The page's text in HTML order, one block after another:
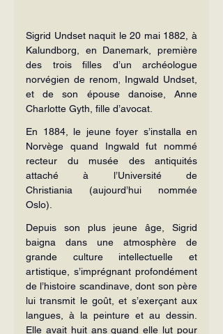
Sigrid Undset naquit le 20 mai 1882, à
Kalundborg, en Danemark, première
des trois filles d’un archéologue
norvégien de renom, Ingwald Undset,
et de son épouse danoise, Anne
Charlotte Gyth, fille d’avocat.
En 1884, le jeune foyer s’installa en
Norvège quand Ingwald fut nommé
recteur du musée des antiquités
attaché à l’Université de
Christiania (aujourd’hui nommée
Oslo).
Depuis son plus jeune âge, Sigrid
baigna dans une atmosphère de
grande culture intellectuelle et
artistique, s’imprégnant profondément
de l’histoire scandinave, dont son père
lui transmit le goût, et s’exerçant aux
langues, à la peinture et au dessin.
Elle avait huit ans quand elle lut pour